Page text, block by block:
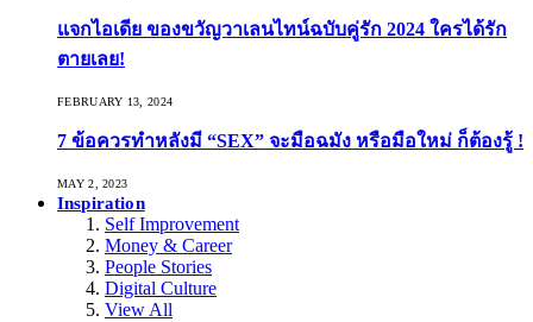
แจกไอเดีย ของขวัญวาเลนไทน์ฉบับคู่รัก 2024 ใครได้รัก
ตายเลย!
FEBRUARY 13, 2024
7 ข้อควรทำหลังมี “SEX” จะมือฉมัง หรือมือใหม่ ก็ต้องรู้ !
MAY 2, 2023
Inspiration
Self Improvement
Money & Career
People Stories
Digital Culture
View All